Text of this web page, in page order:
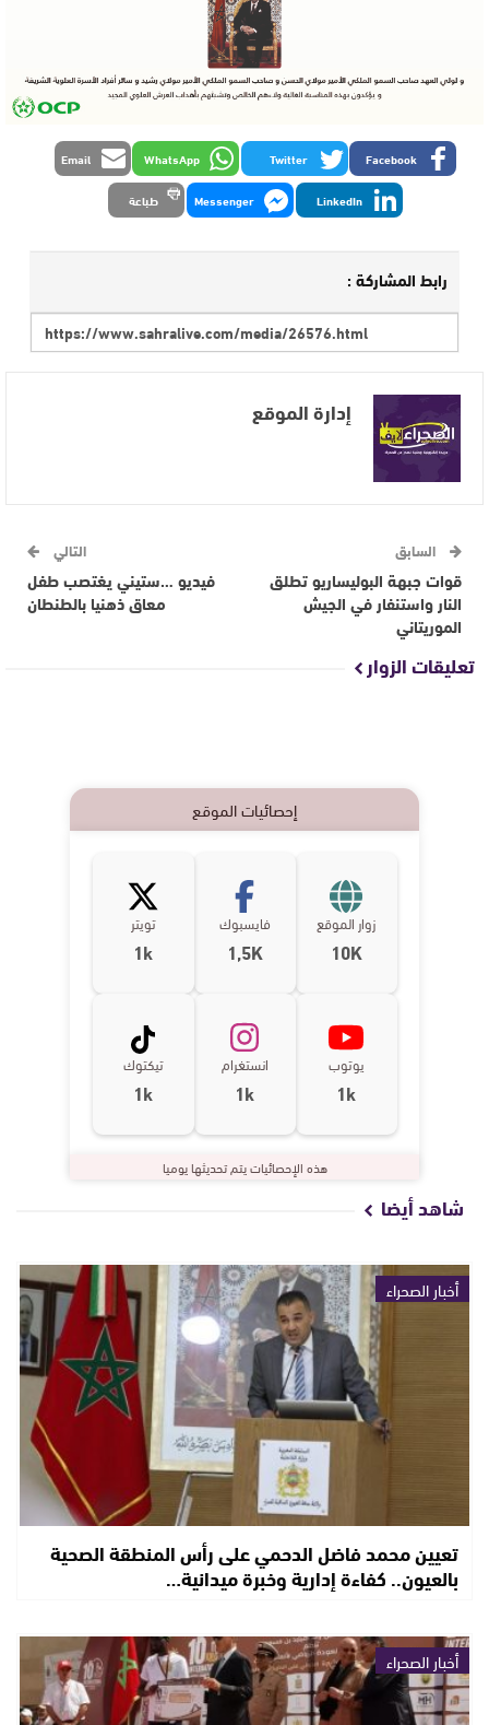
Facebook
Twitter
WhatsApp
Email
LinkedIn
Messenger طباعة
رابط المشاركة :
إدارة الموقع
السابق
قوات جبهة البوليساريو تطلق
النار واستنفار في الجيش
الموريتاني
التالي
فيديو …ستيني يغتصب طفل
معاق ذهنيا بالطنطان
تعليقات الزوار
إحصائيات الموقع
زوار الموقع
10K
فايسبوك
1,5K
تويتر
1k
يوتوب
1k
انستغرام
1k
تيكتوك
1k
هذه الإحصائيات يتم تحديثها يوميا
شاهد أيضا
أخبار الصحراء
تعيين محمد فاضل الدحمي على رأس المنطقة الصحية
بالعيون.. كفاءة إدارية وخبرة ميدانية…
أخبار الصحراء